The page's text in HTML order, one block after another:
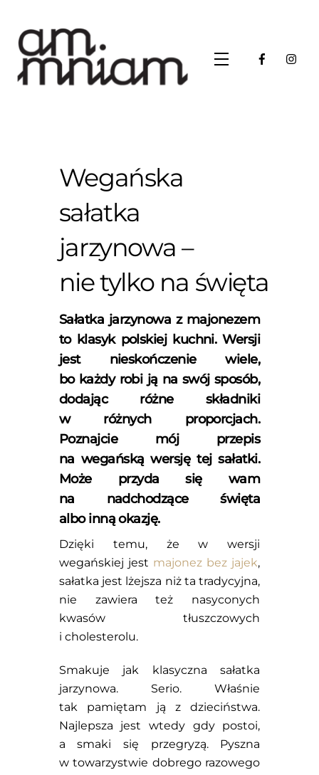
content
Menu
Wegańska
sałatka
jarzynowa –
nie tylko na święta
Sałatka jarzynowa z majonezem
to klasyk polskiej kuchni. Wersji
jest nieskończenie wiele,
bo każdy robi ją na swój sposób,
dodając różne składniki
w różnych proporcjach.
Poznajcie mój przepis
na wegańską wersję tej sałatki.
Może przyda się wam
na nadchodzące święta
albo inną okazję.
Dzięki temu, że w wersji
wegańskiej jest majonez bez jajek,
sałatka jest lżejsza niż ta tradycyjna,
nie zawiera też nasyconych
kwasów tłuszczowych
i cholesterolu.
Smakuje jak klasyczna sałatka
jarzynowa. Serio. Właśnie
tak pamiętam ją z dzieciństwa.
Najlepsza jest wtedy gdy postoi,
a smaki się przegryzą. Pyszna
w towarzystwie dobrego razowego